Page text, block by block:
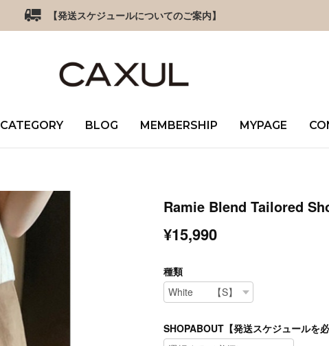
【発送スケジュールについてのご案内】
CATEGORY BLOG MEMBERSHIP MYPAGE
Ramie Blend Tailored
¥15,990
種類
SHOPABOUT【発送スケジュールを